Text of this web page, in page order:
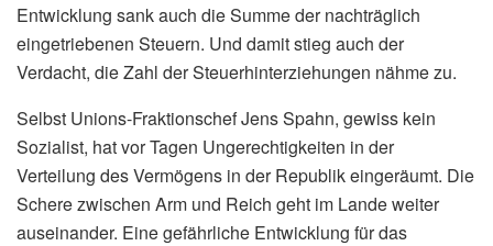
Entwicklung sank auch die Summe der nachträglich
eingetriebenen Steuern. Und damit stieg auch der
Verdacht, die Zahl der Steuerhinterziehungen nähme zu.
Selbst Unions-Fraktionschef Jens Spahn, gewiss kein
Sozialist, hat vor Tagen Ungerechtigkeiten in der
Verteilung des Vermögens in der Republik eingeräumt. Die
Schere zwischen Arm und Reich geht im Lande weiter
auseinander. Eine gefährliche Entwicklung für das